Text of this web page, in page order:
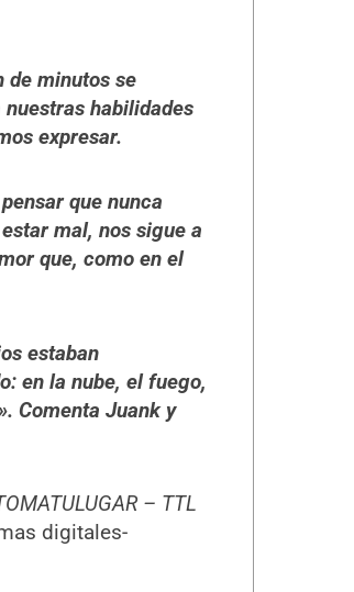
de minutos se
habilidades
expresar.
que nunca
mal, nos sigue a
que, como en el
estaban
en la nube, el fuego,
Comenta Juank y
– TTL
digitales-